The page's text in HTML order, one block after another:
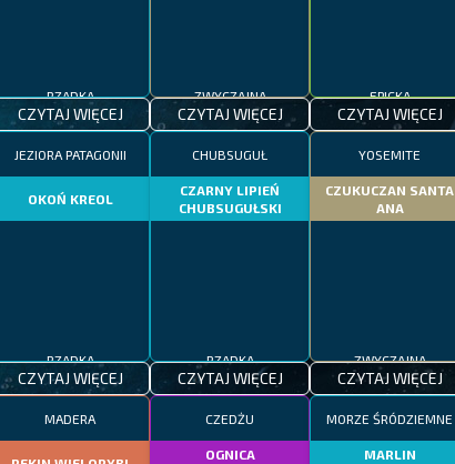
CZYTAJ WIĘCEJ CZYTAJ WIĘCEJ CZYTAJ WIĘCEJ
JEZIORA PATAGONII
OKOŃ KREOL
CZYTAJ WIĘCEJ
CHUBSUGUŁ
CZARNY LIPIEŃ
CHUBSUGUŁSKI
CZYTAJ WIĘCEJ
YOSEMITE
CZUKUCZAN SANTA
ANA
CZYTAJ WIĘCEJ
MADERA CZEDŻU
OGNICA
MORZE ŚRÓDZIEMNE
MARLIN